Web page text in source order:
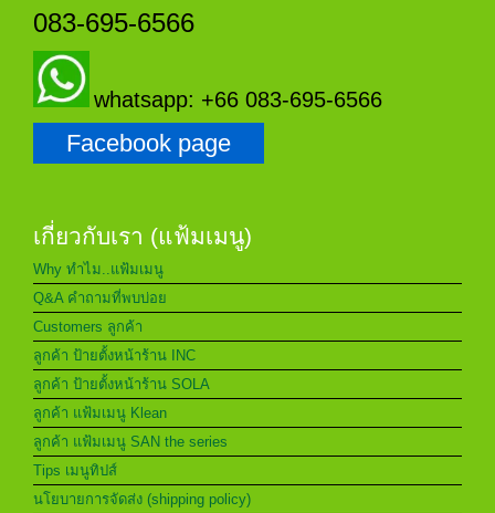
083-695-6566
whatsapp: +66 083-695-6566
Facebook page
เกี่ยวกับเรา (แฟ้มเมนู)
Why ทำไม..แฟ้มเมนู
Q&A คำถามที่พบบ่อย
Customers ลูกค้า
ลูกค้า ป้ายตั้งหน้าร้าน INC
ลูกค้า ป้ายตั้งหน้าร้าน SOLA
ลูกค้า แฟ้มเมนู Klean
ลูกค้า แฟ้มเมนู SAN the series
Tips เมนูทิปส์
นโยบายการจัดส่ง (shipping policy)